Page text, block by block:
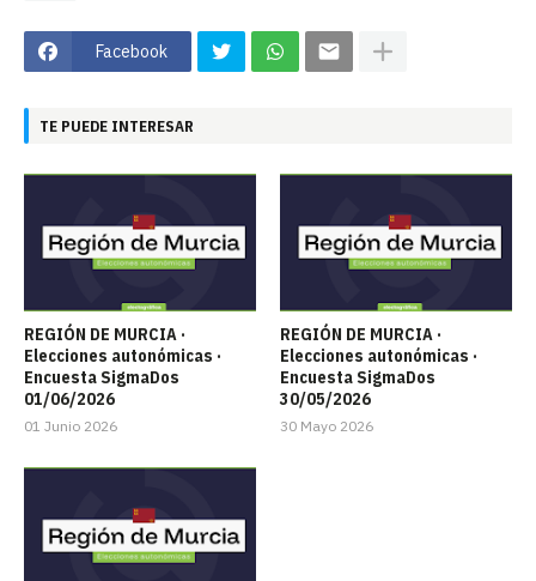
Facebook
TE PUEDE INTERESAR
REGIÓN DE MURCIA ·
Elecciones autonómicas ·
Encuesta SigmaDos
01/06/2026
01 Junio 2026
REGIÓN DE MURCIA ·
Elecciones autonómicas ·
Encuesta SigmaDos
30/05/2026
30 Mayo 2026